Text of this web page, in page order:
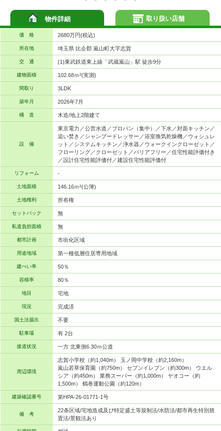
物件詳細
価 格 2680万円(税込)
所在地 埼玉県 比企郡 嵐山町大字志賀
交 通 (1)東武鉄道東上線「武蔵嵐山」駅 徒歩9分
建物面積 102.68ｍ²(実測)
間取り 3LDK
築年月 2026年7月
構 造 木造/地上2階建て
設 備
東京電力／公営水道／プロパン（集中）／下水／対面キッチン／
追い焚き／シャンプードレッサー／浴室換気乾燥機／ウォシュレ
ット／システムキッチン／浄水器／ウォークインクローゼット／
フローリング／クローゼット／バリアフリー／住宅性能評価付き
／設計住宅性能評価付／建設住宅性能評価付
リフォーム -
土地面積 146.16ｍ²(公簿)
土地権利 所有権
セットバック 無
私道負担面積 無
都市計画 市街化区域
用途地域 第一種低層住居専用地域
建ぺい率 50％
容積率 80％
地目 宅地
現況 完成済
国土法届出 不要
駐車場 有 2台
接道状況 一方 北東側6.30ｍ公道
周辺環境
志賀小学校（約1,040m） 玉ノ岡中学校（約2,160m）
嵐山若草保育園（約750m） セブンイレブン（約300m） ウエル
シア（約450m） 業務スーパー（約1,000m） ヤオコー（約
1,500m） 鶴巻運動公園（約120m）
建築確認番号 第HPA-26-01771-1号
備 考
22条区域/宅地造成及び特定盛土等規制法/水防法/都市再生特別措
置法/景観法あり
取り扱い店舗